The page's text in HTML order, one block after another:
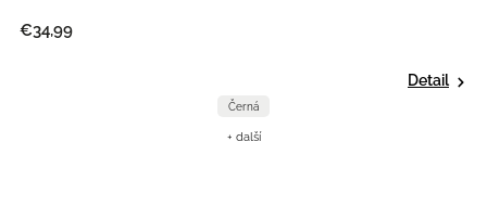
€34,99
Detail
Černá
+ další